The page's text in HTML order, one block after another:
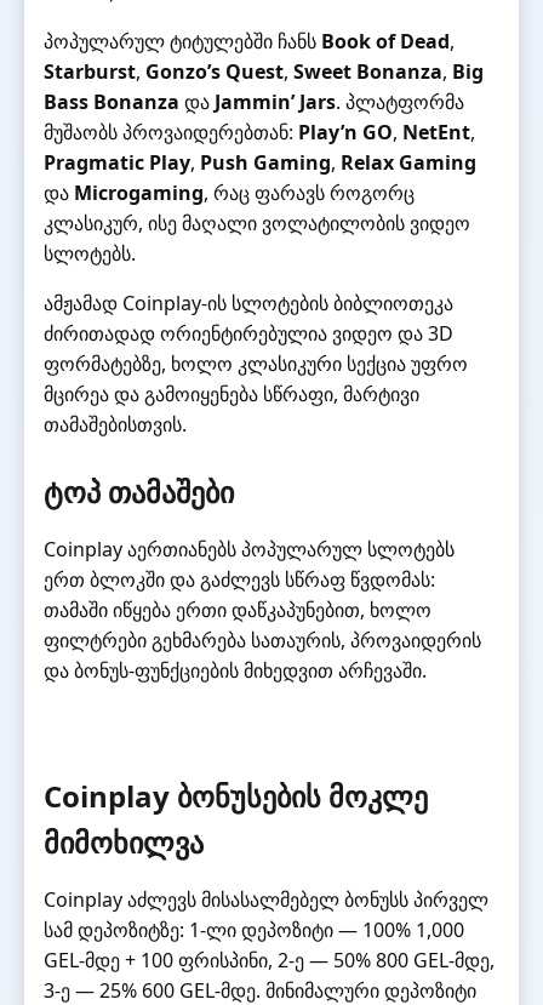
პოპულარულ ტიტულებში ჩანს Book of Dead,
Starburst, Gonzo’s Quest, Sweet Bonanza, Big
Bass Bonanza და Jammin’ Jars. პლატფორმა
მუშაობს პროვაიდერებთან: Play’n GO, NetEnt,
Pragmatic Play, Push Gaming, Relax Gaming
და Microgaming, რაც ფარავს როგორც
კლასიკურ, ისე მაღალი ვოლატილობის ვიდეო
სლოტებს.
ამჟამად Coinplay-ის სლოტების ბიბლიოთეკა
ძირითადად ორიენტირებულია ვიდეო და 3D
ფორმატებზე, ხოლო კლასიკური სექცია უფრო
მცირეა და გამოიყენება სწრაფი, მარტივი
თამაშებისთვის.
ტოპ თამაშები
Coinplay აერთიანებს პოპულარულ სლოტებს
ერთ ბლოკში და გაძლევს სწრაფ წვდომას:
თამაში იწყება ერთი დაწკაპუნებით, ხოლო
ფილტრები გეხმარება სათაურის, პროვაიდერის
და ბონუს-ფუნქციების მიხედვით არჩევაში.
Coinplay ბონუსების მოკლე
მიმოხილვა
Coinplay აძლევს მისასალმებელ ბონუსს პირველ
სამ დეპოზიტზე: 1-ლი დეპოზიტი — 100% 1,000
GEL-მდე + 100 ფრისპინი, 2-ე — 50% 800 GEL-მდე,
3-ე — 25% 600 GEL-მდე. მინიმალური დეპოზიტი